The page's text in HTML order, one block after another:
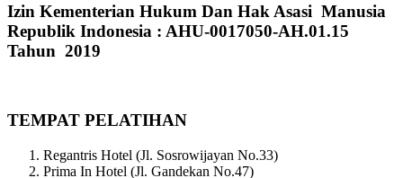
Izin Kementerian Hukum Dan Hak Asasi Manusia
Republik Indonesia : AHU-0017050-AH.01.15
Tahun 2019
TEMPAT PELATIHAN
Regantris Hotel (Jl. Sosrowijayan No.33)
Prima In Hotel (Jl. Gandekan No.47)